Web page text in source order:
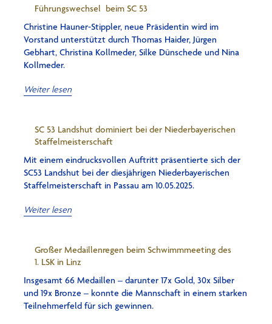
Führungswechsel beim SC 53
Christine Hauner-Stippler, neue Präsidentin wird im
Vorstand unterstützt durch Thomas Haider, Jürgen
Gebhart, Christina Kollmeder, Silke Dünschede und Nina
Kollmeder.
Weiter lesen
SC 53 Landshut dominiert bei der Niederbayerischen
Staffelmeisterschaft
Mit einem eindrucksvollen Auftritt präsentierte sich der
SC53 Landshut bei der diesjährigen Niederbayerischen
Staffelmeisterschaft in Passau am 10.05.2025.
Weiter lesen
Großer Medaillenregen beim Schwimmmeeting des
1. LSK in Linz
Insgesamt 66 Medaillen – darunter 17x Gold, 30x Silber
und 19x Bronze – konnte die Mannschaft in einem starken
Teilnehmerfeld für sich gewinnen.